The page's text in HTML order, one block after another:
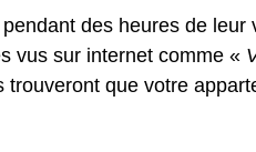
des heures de leur
vus sur internet comme «
que votre